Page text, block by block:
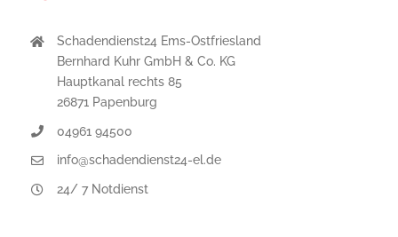
Schadendienst24 Ems-Ostfriesland
Bernhard Kuhr GmbH & Co. KG
Hauptkanal rechts 85
26871 Papenburg
04961 94500
info@schadendienst24-el.de
24/ 7 Notdienst